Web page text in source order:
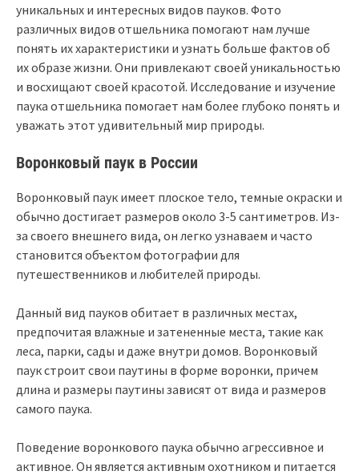
уникальных и интересных видов пауков. Фото
различных видов отшельника помогают нам лучше
понять их характеристики и узнать больше фактов об
их образе жизни. Они привлекают своей уникальностью
и восхищают своей красотой. Исследование и изучение
паука отшельника помогает нам более глубоко понять и
уважать этот удивительный мир природы.
Воронковый паук в России
Воронковый паук имеет плоское тело, темные окраски и
обычно достигает размеров около 3-5 сантиметров. Из-
за своего внешнего вида, он легко узнаваем и часто
становится объектом фотографии для
путешественников и любителей природы.
Данный вид пауков обитает в различных местах,
предпочитая влажные и затененные места, такие как
леса, парки, сады и даже внутри домов. Воронковый
паук строит свои паутины в форме воронки, причем
длина и размеры паутины зависят от вида и размеров
самого паука.
Поведение воронкового паука обычно агрессивное и
активное. Он является активным охотником и питается